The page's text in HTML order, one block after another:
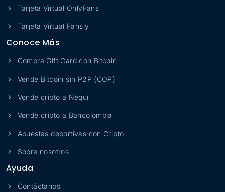
Tarjeta Virtual OnlyFans
Tarjeta Virtual Fansly
Conoce Más
Compra Gift Card con Bitcoin
Vende Bitcoin sin P2P (COP)
Vende cripto a Nequi
Vende cripto a Bancolombia
Apuestas deportivas con Cripto
Sobre nosotros
Ayuda
Contáctanos